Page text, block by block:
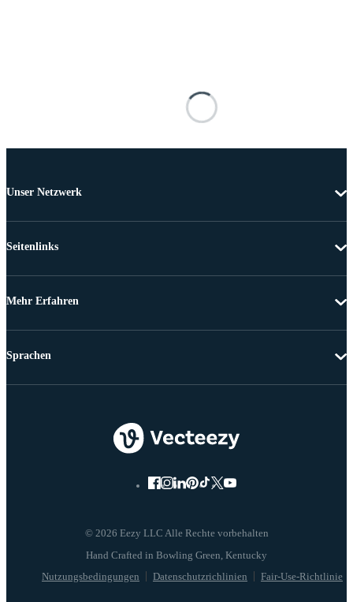
Unser Netzwerk
Seitenlinks
Mehr Erfahren
© 2026 Eezy LLC Alle Rechte vorbehalten
Nutzungsbedingungen Datenschutzrichlinien Fair-Use-Richtlinie
Sprachen